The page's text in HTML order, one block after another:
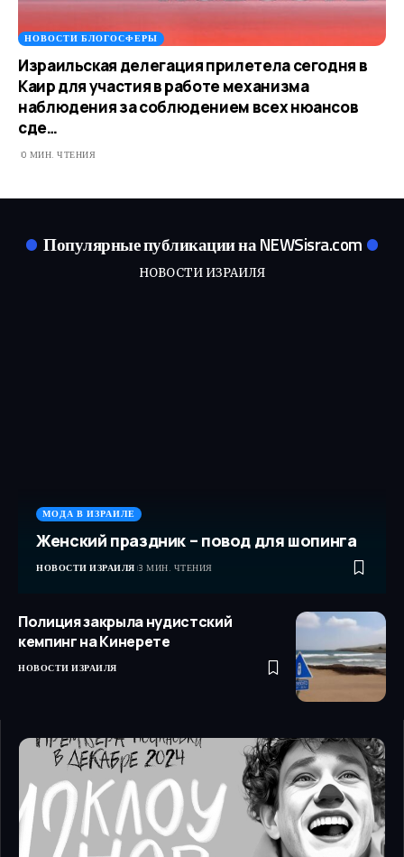
НОВОСТИ БЛОГОСФЕРЫ
Израильская делегация прилетела сегодня в
Каир для участия в работе механизма
наблюдения за соблюдением всех нюансов
сде…
0 МИН. ЧТЕНИЯ
Популярные публикации на NEWSisra.com
НОВОСТИ ИЗРАИЛЯ
МОДА В ИЗРАИЛЕ
Женский праздник – повод для шопинга
НОВОСТИ ИЗРАИЛЯ 3 МИН. ЧТЕНИЯ
Полиция закрыла нудистский
кемпинг на Кинерете
НОВОСТИ ИЗРАИЛЯ